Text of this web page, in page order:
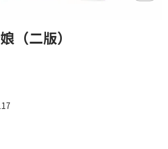
（二版）